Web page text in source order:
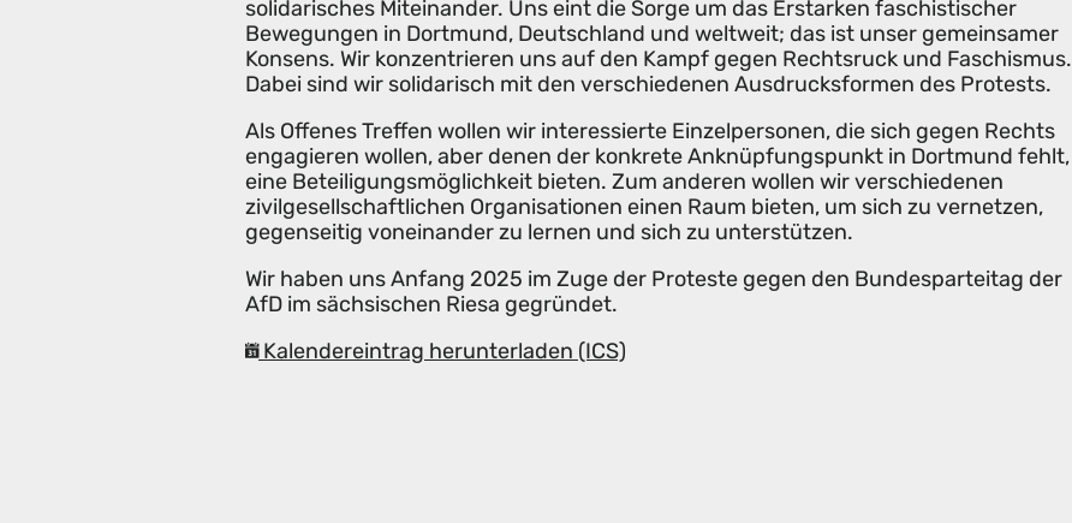
solidarisches Miteinander. Uns eint die Sorge um das Erstarken faschistischer
Bewegungen in Dortmund, Deutschland und weltweit; das ist unser gemeinsamer
Konsens. Wir konzentrieren uns auf den Kampf gegen Rechtsruck und Faschismus.
Dabei sind wir solidarisch mit den verschiedenen Ausdrucksformen des Protests.
Als Offenes Treffen wollen wir interessierte Einzelpersonen, die sich gegen Rechts
engagieren wollen, aber denen der konkrete Anknüpfungspunkt in Dortmund fehlt,
eine Beteiligungsmöglichkeit bieten. Zum anderen wollen wir verschiedenen
zivilgesellschaftlichen Organisationen einen Raum bieten, um sich zu vernetzen,
gegenseitig voneinander zu lernen und sich zu unterstützen.
Wir haben uns Anfang 2025 im Zuge der Proteste gegen den Bundesparteitag der
AfD im sächsischen Riesa gegründet.
Kalendereintrag herunterladen (ICS)